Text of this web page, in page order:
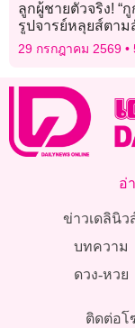
ลูกผู้ชายตัวจริง! “กู
รูปจารย์หลุยส์ตา
29 กรกฎาคม 2569
อ่
ข่าวเดลินิว
บทความ
ดวง-หวย
ติดต่อ